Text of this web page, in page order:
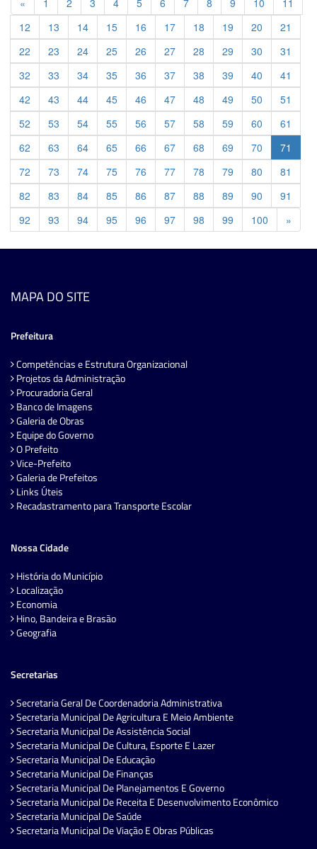
12
13 14 15 16 17 18 19 20
21
22
23 24 25 26 27 28 29 30
31
32
33 34 35 36 37 38 39 40
41
42
43 44 45 46 47 48 49 50
51
52
53 54 55 56 57 58 59 60
61
62
63 64 65 66 67 68 69 70
71
72
73 74 75 76 77 78 79 80
81
82
83 84 85 86 87 88 89 90
91
92
93 94 95 96 97 98 99 100 »
MAPA DO SITE
Prefeitura
Competências e Estrutura Organizacional
Projetos da Administração
Procuradoria Geral
Banco de Imagens
Galeria de Obras
Equipe do Governo
O Prefeito
Vice-Prefeito
Galeria de Prefeitos
Links Úteis
Recadastramento para Transporte Escolar
Nossa Cidade
História do Município
Localização
Economia
Hino, Bandeira e Brasão
Geografia
Secretarias
Secretaria Geral De Coordenadoria Administrativa
Secretaria Municipal De Agricultura E Meio Ambiente
Secretaria Municipal De Assistência Social
Secretaria Municipal De Cultura, Esporte E Lazer
Secretaria Municipal De Educação
Secretaria Municipal De Finanças
Secretaria Municipal De Planejamentos E Governo
Secretaria Municipal De Receita E Desenvolvimento Econômico
Secretaria Municipal De Saúde
Secretaria Municipal De Viação E Obras Públicas